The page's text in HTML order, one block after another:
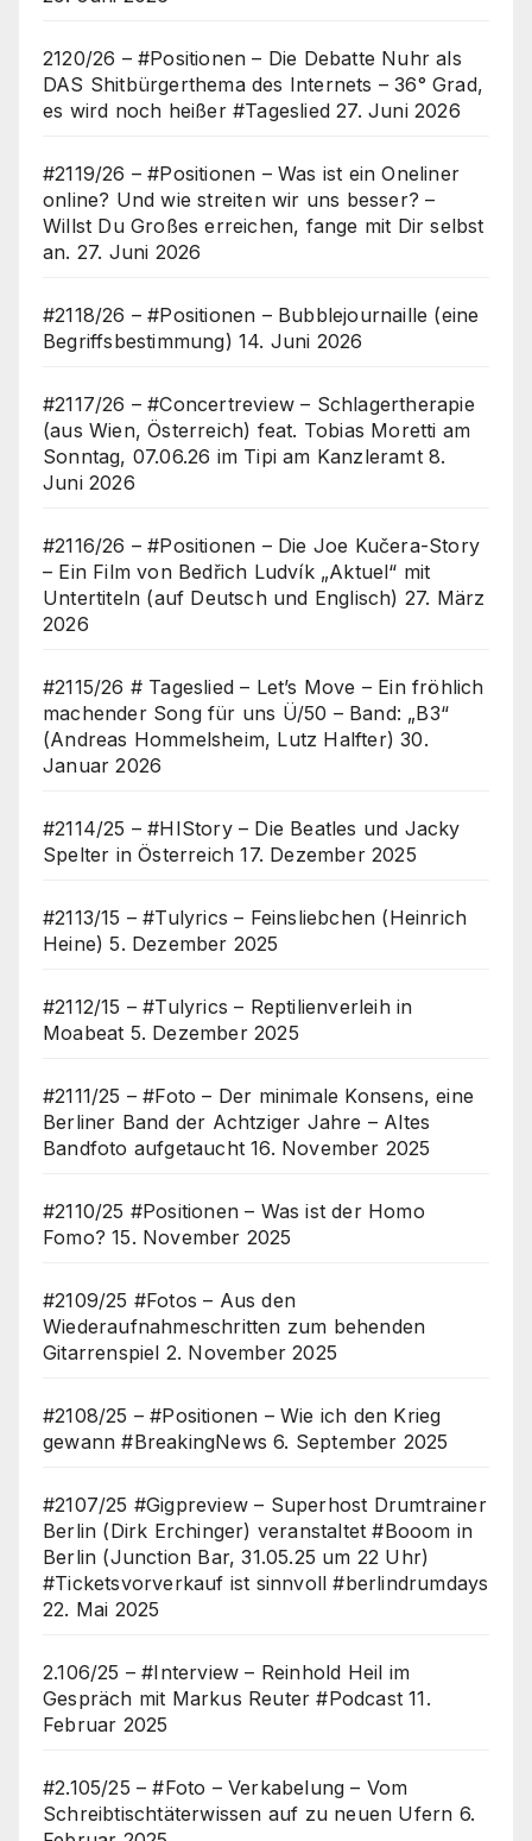
2120/26 – #Positionen – Die Debatte Nuhr als
DAS Shitbürgerthema des Internets – 36° Grad,
es wird noch heißer #Tageslied 27. Juni 2026
#2119/26 – #Positionen – Was ist ein Oneliner
online? Und wie streiten wir uns besser? –
Willst Du Großes erreichen, fange mit Dir selbst
an. 27. Juni 2026
#2118/26 – #Positionen – Bubblejournaille (eine
Begriffsbestimmung) 14. Juni 2026
#2117/26 – #Concertreview – Schlagertherapie
(aus Wien, Österreich) feat. Tobias Moretti am
Sonntag, 07.06.26 im Tipi am Kanzleramt 8.
Juni 2026
#2116/26 – #Positionen – Die Joe Kučera-Story
– Ein Film von Bedřich Ludvík „Aktuel“ mit
Untertiteln (auf Deutsch und Englisch) 27. März
2026
#2115/26 # Tageslied – Let’s Move – Ein fröhlich
machender Song für uns Ü/50 – Band: „B3“
(Andreas Hommelsheim, Lutz Halfter) 30.
Januar 2026
#2114/25 – #HIStory – Die Beatles und Jacky
Spelter in Österreich 17. Dezember 2025
#2113/15 – #Tulyrics – Feinsliebchen (Heinrich
Heine) 5. Dezember 2025
#2112/15 – #Tulyrics – Reptilienverleih in
Moabeat 5. Dezember 2025
#2111/25 – #Foto – Der minimale Konsens, eine
Berliner Band der Achtziger Jahre – Altes
Bandfoto aufgetaucht 16. November 2025
#2110/25 #Positionen – Was ist der Homo
Fomo? 15. November 2025
#2109/25 #Fotos – Aus den
Wiederaufnahmeschritten zum behenden
Gitarrenspiel 2. November 2025
#2108/25 – #Positionen – Wie ich den Krieg
gewann #BreakingNews 6. September 2025
#2107/25 #Gigpreview – Superhost Drumtrainer
Berlin (Dirk Erchinger) veranstaltet #Booom in
Berlin (Junction Bar, 31.05.25 um 22 Uhr)
#Ticketsvorverkauf ist sinnvoll #berlindrumdays
22. Mai 2025
2.106/25 – #Interview – Reinhold Heil im
Gespräch mit Markus Reuter #Podcast 11.
Februar 2025
#2.105/25 – #Foto – Verkabelung – Vom
Schreibtischtäterwissen auf zu neuen Ufern 6.